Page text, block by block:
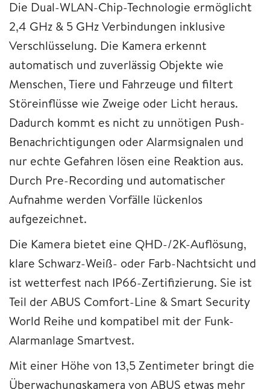
Die Dual-WLAN-Chip-Technologie ermöglicht
2,4 GHz & 5 GHz Verbindungen inklusive
Verschlüsselung. Die Kamera erkennt
automatisch und zuverlässig Objekte wie
Menschen, Tiere und Fahrzeuge und filtert
Störeinflüsse wie Zweige oder Licht heraus.
Dadurch kommt es nicht zu unnötigen Push-
Benachrichtigungen oder Alarmsignalen und
nur echte Gefahren lösen eine Reaktion aus.
Durch Pre-Recording und automatischer
Aufnahme werden Vorfälle lückenlos
aufgezeichnet.
Die Kamera bietet eine QHD-/2K-Auflösung,
klare Schwarz-Weiß- oder Farb-Nachtsicht und
ist wetterfest nach IP66-Zertifizierung. Sie ist
Teil der ABUS Comfort-Line & Smart Security
World Reihe und kompatibel mit der Funk-
Alarmanlage Smartvest.
Mit einer Höhe von 13,5 Zentimeter bringt die
Überwachungskamera von ABUS etwas mehr